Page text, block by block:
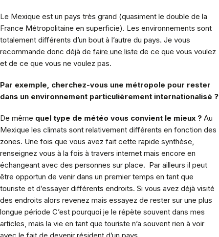
Le Mexique est un pays très grand (quasiment le double de la
France Métropolitaine en superficie). Les environnements sont
totalement différents d’un bout à l’autre du pays. Je vous
recommande donc déjà de faire une liste de ce que vous voulez
et de ce que vous ne voulez pas.
Par exemple, cherchez-vous une métropole pour rester
dans un environnement particulièrement internationalisé ?
De même quel type de météo vous convient le mieux ? Au
Mexique les climats sont relativement différents en fonction des
zones. Une fois que vous avez fait cette rapide synthèse,
renseignez vous à la fois à travers internet mais encore en
échangeant avec des personnes sur place. Par ailleurs il peut
être opportun de venir dans un premier temps en tant que
touriste et d’essayer différents endroits. Si vous avez déjà visité
des endroits alors revenez mais essayez de rester sur une plus
longue période C’est pourquoi je le répète souvent dans mes
articles, mais la vie en tant que touriste n’a souvent rien à voir
avec le fait de devenir résident d’un pays.